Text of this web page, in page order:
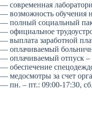
— современная
— возможность обучения
— полный социальный
— официальное
— выплата заработной
— оплачиваемый
— оплачиваемый отпуск –
— обеспечение
— медосмотры за счет
— пн. – пт.: 09:00-17:30,